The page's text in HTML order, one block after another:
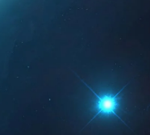
demostració